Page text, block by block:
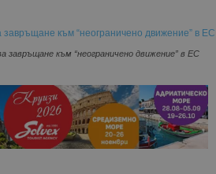
завръщане към “неограничено движение” в ЕС